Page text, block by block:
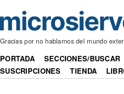
Gracias por no hablarnos del mundo
PORTADA SECCIONES/BUSCAR
SUSCRIPCIONES
TIENDA